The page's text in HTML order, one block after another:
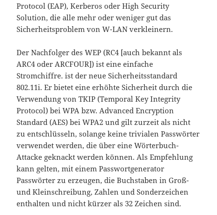
Protocol (EAP), Kerberos oder High Security
Solution, die alle mehr oder weniger gut das
Sicherheitsproblem von W-LAN verkleinern.
Der Nachfolger des WEP (RC4 [auch bekannt als
ARC4 oder ARCFOUR]) ist eine einfache
Stromchiffre. ist der neue Sicherheitsstandard
802.11i. Er bietet eine erhöhte Sicherheit durch die
Verwendung von TKIP (Temporal Key Integrity
Protocol) bei WPA bzw. Advanced Encryption
Standard (AES) bei WPA2 und gilt zurzeit als nicht
zu entschlüsseln, solange keine trivialen Passwörter
verwendet werden, die über eine Wörterbuch-
Attacke geknackt werden können. Als Empfehlung
kann gelten, mit einem Passwortgenerator
Passwörter zu erzeugen, die Buchstaben in Groß-
und Kleinschreibung, Zahlen und Sonderzeichen
enthalten und nicht kürzer als 32 Zeichen sind.